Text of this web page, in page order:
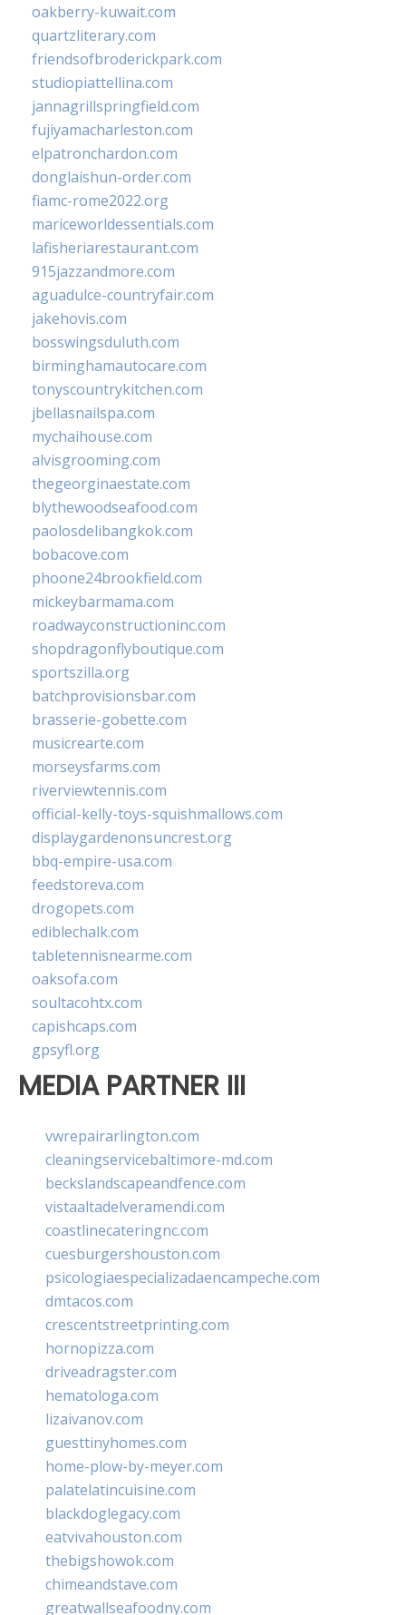
oakberry-kuwait.com
quartzliterary.com
friendsofbroderickpark.com
studiopiattellina.com
jannagrillspringfield.com
fujiyamacharleston.com
elpatronchardon.com
donglaishun-order.com
fiamc-rome2022.org
mariceworldessentials.com
lafisheriarestaurant.com
915jazzandmore.com
aguadulce-countryfair.com
jakehovis.com
bosswingsduluth.com
birminghamautocare.com
tonyscountrykitchen.com
jbellasnailspa.com
mychaihouse.com
alvisgrooming.com
thegeorginaestate.com
blythewoodseafood.com
paolosdelibangkok.com
bobacove.com
phoone24brookfield.com
mickeybarmama.com
roadwayconstructioninc.com
shopdragonflyboutique.com
sportszilla.org
batchprovisionsbar.com
brasserie-gobette.com
musicrearte.com
morseysfarms.com
riverviewtennis.com
official-kelly-toys-squishmallows.com
displaygardenonsuncrest.org
bbq-empire-usa.com
feedstoreva.com
drogopets.com
ediblechalk.com
tabletennisnearme.com
oaksofa.com
soultacohtx.com
capishcaps.com
gpsyfl.org
MEDIA PARTNER III
vwrepairarlington.com
cleaningservicebaltimore-md.com
beckslandscapeandfence.com
vistaaltadelveramendi.com
coastlinecateringnc.com
cuesburgershouston.com
psicologiaespecializadaencampeche.com
dmtacos.com
crescentstreetprinting.com
hornopizza.com
driveadragster.com
hematologa.com
lizaivanov.com
guesttinyhomes.com
home-plow-by-meyer.com
palatelatincuisine.com
blackdoglegacy.com
eatvivahouston.com
thebigshowok.com
chimeandstave.com
greatwallseafoodny.com